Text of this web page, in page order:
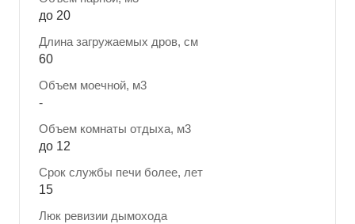
до 20
Длина загружаемых дров, см
60
Объем моечной, м3
-
Объем комнаты отдыха, м3
до 12
Срок службы печи более, лет
15
Люк ревизии дымохода